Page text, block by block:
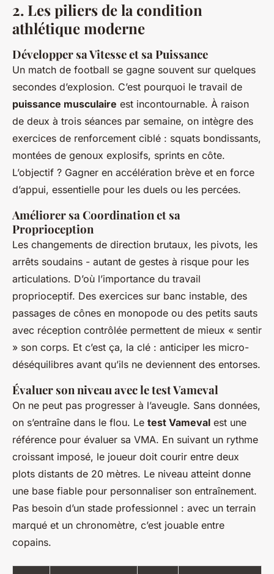
2. Les piliers de la condition
athlétique moderne
Développer sa Vitesse et sa Puissance
Un match de football se gagne souvent sur quelques
secondes d’explosion. C’est pourquoi le travail de
puissance musculaire est incontournable. À raison
de deux à trois séances par semaine, on intègre des
exercices de renforcement ciblé : squats bondissants,
montées de genoux explosifs, sprints en côte.
L’objectif ? Gagner en accélération brève et en force
d’appui, essentielle pour les duels ou les percées.
Améliorer sa Coordination et sa
Proprioception
Les changements de direction brutaux, les pivots, les
arrêts soudains - autant de gestes à risque pour les
articulations. D’où l’importance du travail
proprioceptif. Des exercices sur banc instable, des
passages de cônes en monopode ou des petits sauts
avec réception contrôlée permettent de mieux « sentir
» son corps. Et c’est ça, la clé : anticiper les micro-
déséquilibres avant qu’ils ne deviennent des entorses.
Évaluer son niveau avec le test Vameval
On ne peut pas progresser à l’aveugle. Sans données,
on s’entraîne dans le flou. Le test Vameval est une
référence pour évaluer sa VMA. En suivant un rythme
croissant imposé, le joueur doit courir entre deux
plots distants de 20 mètres. Le niveau atteint donne
une base fiable pour personnaliser son entraînement.
Pas besoin d’un stade professionnel : avec un terrain
marqué et un chronomètre, c’est jouable entre
copains.